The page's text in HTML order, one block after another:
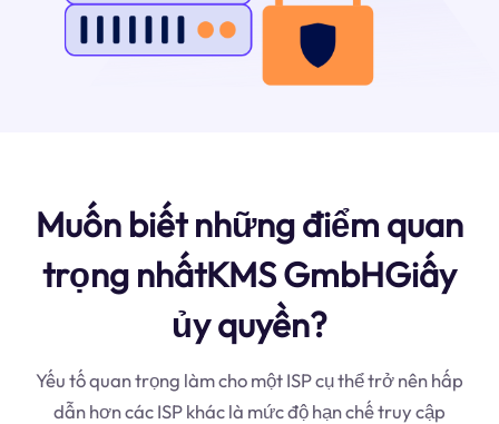
Muốn biết những điểm quan
trọng nhấtKMS GmbHGiấy
ủy quyền?
Yếu tố quan trọng làm cho một ISP cụ thể trở nên hấp
dẫn hơn các ISP khác là mức độ hạn chế truy cập